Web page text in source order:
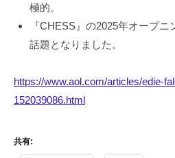
極的。
『CHESS』の2025年オープニ
話題となりました。
https://www.aol.com/articles/edie-
152039086.html
共有: